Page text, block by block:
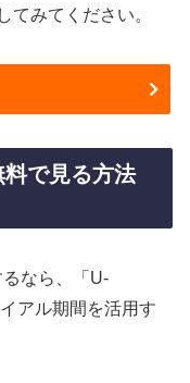
てみてください。
で見る方法
るなら、「U-
アル期間を活用す